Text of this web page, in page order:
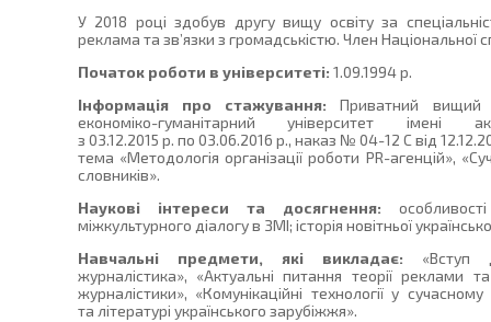
У 2018 році здобув другу вищу освіту за
реклама та зв’язки з громадськістю. Член Національної
Початок роботи в університеті: 1.09.1994 р.
Інформація про стажування: Приватний вищий
економіко-гуманітарний університет імені
з 03.12.2015 р. по 03.06.2016 р., наказ № 04-12 С від
тема «Методологія організації роботи PR-агенцій»,
словників».
Наукові інтереси та досягнення:
міжкультурного діалогу в ЗМІ; історія новітньої
Навчальні предмети, які викладає: «Вступ
журналістика», «Актуальні питання теорії реклами
журналістики», «Комунікаційні технології у
та літературі українського зарубіжжя».